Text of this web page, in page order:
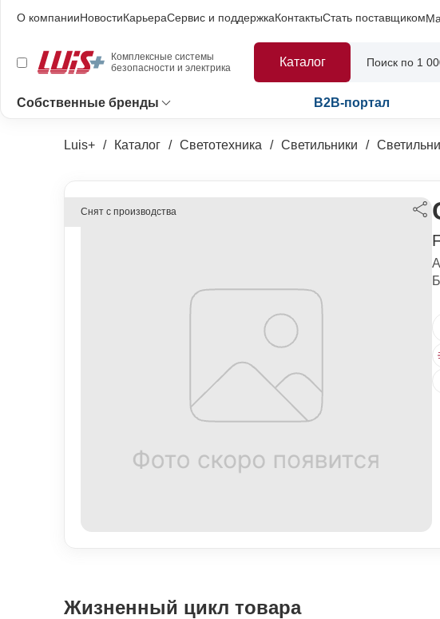
О компанииНовостиКарьераСервис и поддержкаКонтактыСтать поставщиком
Комплексные системы
безопасности и электрика
Каталог
Собственные бренды B2B-портал
Luis+ Каталог Светотехника Светильники
Снят с производства
Жизненный цикл товара